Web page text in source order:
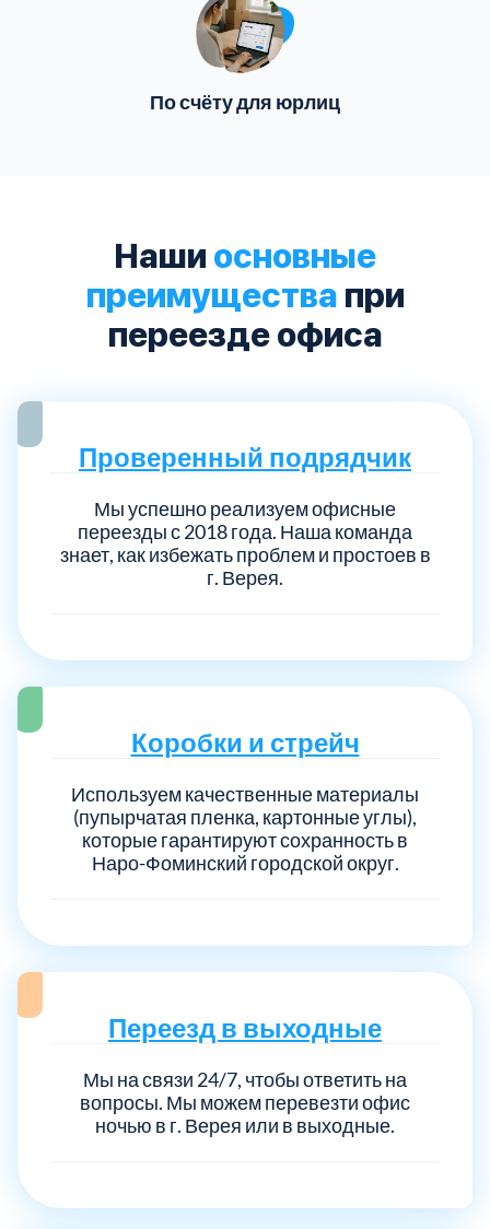
По счёту для юрлиц
Наши основные
преимущества при
переезде офиса
Проверенный подрядчик
Мы успешно реализуем офисные
переезды с 2018 года. Наша команда
знает, как избежать проблем и простоев в
г. Верея.
Коробки и стрейч
Используем качественные материалы
(пупырчатая пленка, картонные углы),
которые гарантируют сохранность в
Наро-Фоминский городской округ.
Переезд в выходные
Мы на связи 24/7, чтобы ответить на
вопросы. Мы можем перевезти офис
ночью в г. Верея или в выходные.